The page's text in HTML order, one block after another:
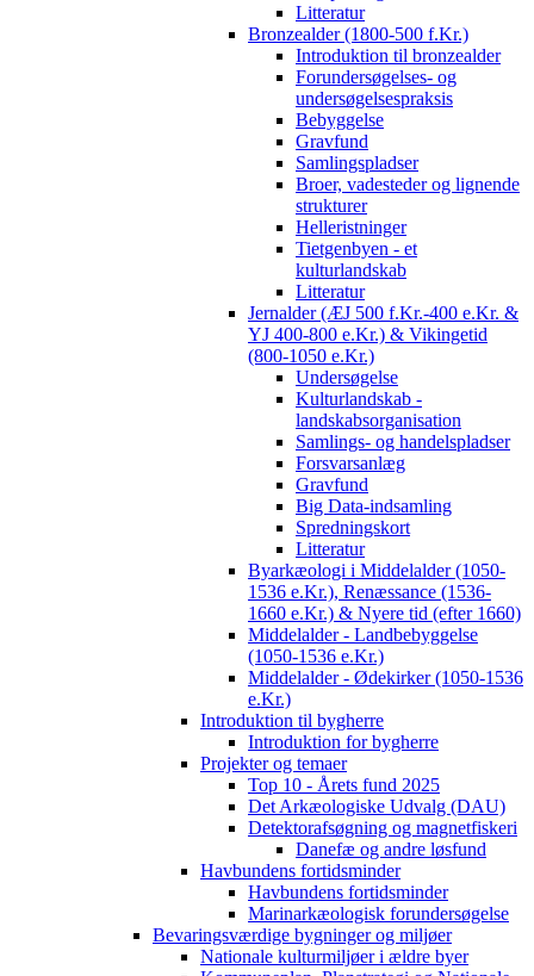
Litteratur
Bronzealder (1800-500 f.Kr.)
Introduktion til bronzealder
Forundersøgelses- og
undersøgelsespraksis
Bebyggelse
Gravfund
Samlingspladser
Broer, vadesteder og lignende
strukturer
Helleristninger
Tietgenbyen - et
kulturlandskab
Litteratur
Jernalder (ÆJ 500 f.Kr.-400 e.Kr. &
YJ 400-800 e.Kr.) & Vikingetid
(800-1050 e.Kr.)
Undersøgelse
Kulturlandskab -
landskabsorganisation
Samlings- og handelspladser
Forsvarsanlæg
Gravfund
Big Data-indsamling
Spredningskort
Litteratur
Byarkæologi i Middelalder (1050-
1536 e.Kr.), Renæssance (1536-
1660 e.Kr.) & Nyere tid (efter 1660)
Middelalder - Landbebyggelse
(1050-1536 e.Kr.)
Middelalder - Ødekirker (1050-1536
e.Kr.)
Introduktion til bygherre
Introduktion for bygherre
Projekter og temaer
Top 10 - Årets fund 2025
Det Arkæologiske Udvalg (DAU)
Detektorafsøgning og magnetfiskeri
Danefæ og andre løsfund
Havbundens fortidsminder
Havbundens fortidsminder
Marinarkæologisk forundersøgelse
Bevaringsværdige bygninger og miljøer
Nationale kulturmiljøer i ældre byer